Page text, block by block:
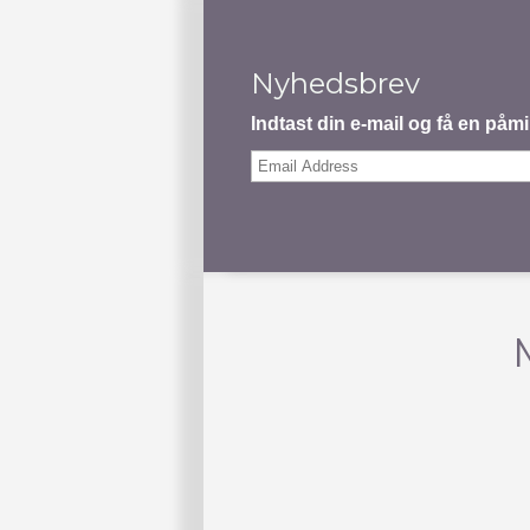
Nyhedsbrev
Indtast din e-mail og få en
Email